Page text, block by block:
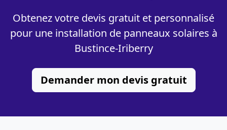
Obtenez votre devis gratuit et personnalisé
pour une installation de panneaux solaires à
Bustince-Iriberry
Demander mon devis gratuit